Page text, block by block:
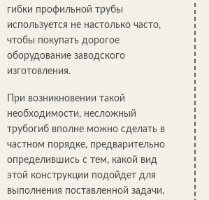
гибки профильной трубы
используется не настолько часто,
чтобы покупать дорогое
оборудование заводского
изготовления.
При возникновении такой
необходимости, несложный
трубогиб вполне можно сделать в
частном порядке, предварительно
определившись с тем, какой вид
этой конструкции подойдет для
выполнения поставленной задачи.